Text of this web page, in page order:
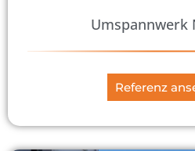
Umspannwerk
Referenz